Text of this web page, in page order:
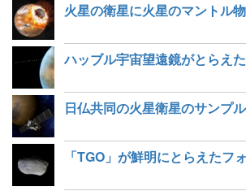
火星の衛星に火星のマントル
「TGO」が鮮明にとらえたフ